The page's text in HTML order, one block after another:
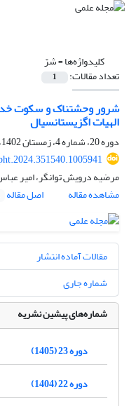
کلیدواژه‌ها =شرّ
تعداد مقالات: 1
شرور وحشتناک و سکوت
الهیات اگزیستانسیال
دوره 20، شماره 4، زمستان 1402، صفحه
مرضیه درویش توانگر، امیر
مشاهده مقاله
اصل مقاله
مقالات آماده انتشار
شماره جاری
شماره‌های پیشین نشریه
دوره 23 (1405)
دوره 22 (1404)